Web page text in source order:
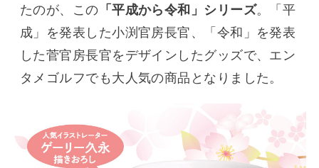
たのが、この 「平成から令和」シリーズ。「平
成」を発表した小渕官房長官、「令和」を発表
した菅官房長官をデザインしたグッズで、エン
タメゴルフでも大人気の商品となりました。